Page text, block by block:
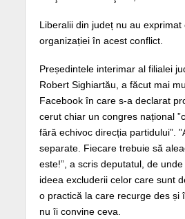
Liberalii din județ nu au exprimat
organizației în acest conflict.
Președintele interimar al filialei
Robert Sighiartău, a făcut mai
Facebook în care s-a declarat
cerut chiar un congres național
fără echivoc direcția partidului”.
separate. Fiecare trebuie să
este!”, a scris deputatul, de
ideea excluderii celor care sunt
o practică la care recurge des și
nu îi convine ceva.